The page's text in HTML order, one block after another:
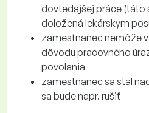
dovtedajšej práce (táto
doložená lekárskym
zamestnanec nemôže
dôvodu pracovného
povolania
zamestnanec sa stal
sa bude napr. rušiť